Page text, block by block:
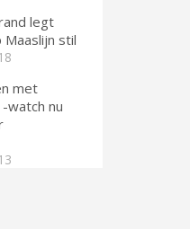
legt
stil
met
watch nu